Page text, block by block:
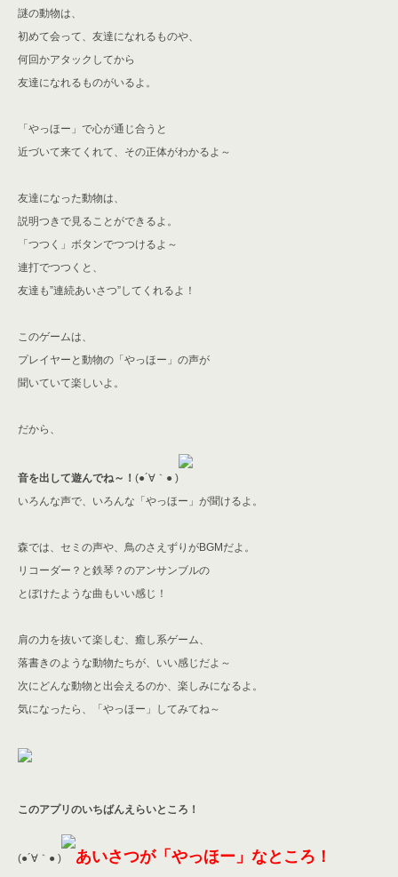
謎の動物は、
初めて会って、友達になれるものや、
何回かアタックしてから
友達になれるものがいるよ。
「やっほー」で心が通じ合うと
近づいて来てくれて、その正体がわかるよ～
友達になった動物は、
説明つきで見ることができるよ。
「つつく」ボタンでつつけるよ～
連打でつつくと、
友達も”連続あいさつ”してくれるよ！
このゲームは、
プレイヤーと動物の「やっほー」の声が
聞いていて楽しいよ。
だから、
音を出して遊んでね～！ (●´∀｀● )
いろんな声で、いろんな「やっほー」が聞けるよ。
森では、セミの声や、鳥のさえずりがBGMだよ。
リコーダー？と鉄琴？のアンサンブルの
とぼけたような曲もいい感じ！
肩の力を抜いて楽しむ、癒し系ゲーム、
落書きのような動物たちが、いい感じだよ～
次にどんな動物と出会えるのか、楽しみになるよ。
気になったら、「やっほー」してみてね～
このアプリのいちばんえらいところ！
(●´∀｀● ) あいさつが「やっほー」なところ！